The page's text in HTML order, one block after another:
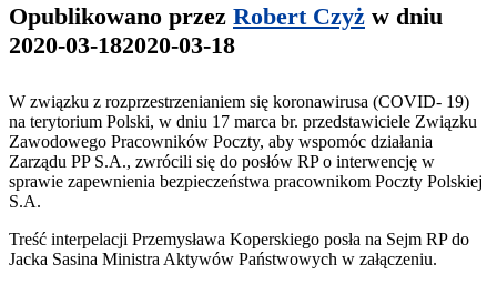
Opublikowano przez Robert Czyż w dniu
2020-03-182020-03-18
W związku z rozprzestrzenianiem się koronawirusa (COVID- 19)
na terytorium Polski, w dniu 17 marca br. przedstawiciele Związku
Zawodowego Pracowników Poczty, aby wspomóc działania
Zarządu PP S.A., zwrócili się do posłów RP o interwencję w
sprawie zapewnienia bezpieczeństwa pracownikom Poczty Polskiej
S.A.
Treść interpelacji Przemysława Koperskiego posła na Sejm RP do
Jacka Sasina Ministra Aktywów Państwowych w załączeniu.